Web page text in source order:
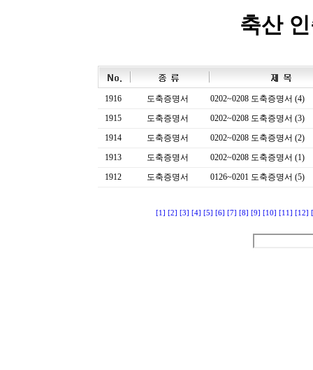
축산
1916 도축증명서
0202~0208 도축증명서 (4)
1915
도축증명서
0202~0208 도축증명서 (3)
1914
도축증명서
0202~0208 도축증명서 (2)
1913
도축증명서
0202~0208 도축증명서 (1)
1912
도축증명서 0126~0201 도축증명서 (5)
[1] [2] [3] [4] [5] [6] [7] [8] [9] [10] [11] [12]